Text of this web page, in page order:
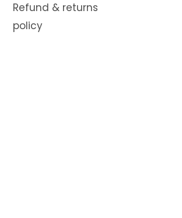
Refund & returns
policy